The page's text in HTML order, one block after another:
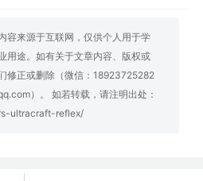
容来源于互联网，仅供个人用于学
用途。如有关于文章内容、版权或
修正或删除（微信：18923725282
）。 如若转载，请注明出处：
ultracraft-reflex/